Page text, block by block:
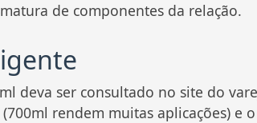
de componentes da relação.
deva ser consultado no site do
rendem muitas aplicações) e